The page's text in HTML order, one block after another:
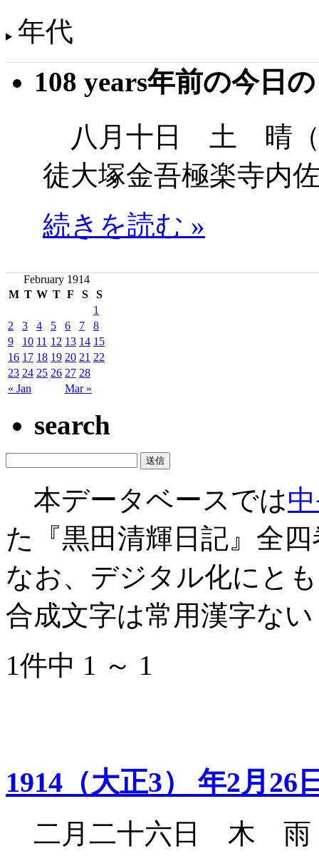
年代
108 years年前の今日
八月十日 土 晴（
徒大塚金吾極楽寺内
続きを読む »
February 1914
M T W T F S S
« Jan Mar »
1
2
3 4 5 6 7
8
9
10 11 12 13 14 15
16 17 18 19 20 21 22
23 24 25 26 27 28
search
本データベースでは
た『黒田清輝日記』全
なお、デジタル化にと
合成文字は常用漢字な
1件中 1 ～ 1
1914（大正3） 年2月26
二月二十六日 木